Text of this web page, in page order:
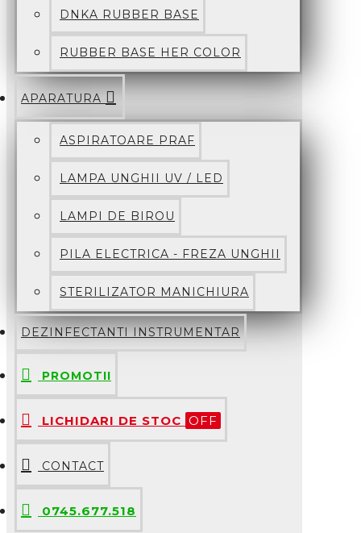
DNKA RUBBER BASE
RUBBER BASE HER COLOR
APARATURA
ASPIRATOARE PRAF
LAMPA UNGHII UV / LED
LAMPI DE BIROU
PILA ELECTRICA - FREZA UNGHII
STERILIZATOR MANICHIURA
DEZINFECTANTI INSTRUMENTAR
PROMOTII
LICHIDARI DE STOC OFF
CONTACT
0745.677.518